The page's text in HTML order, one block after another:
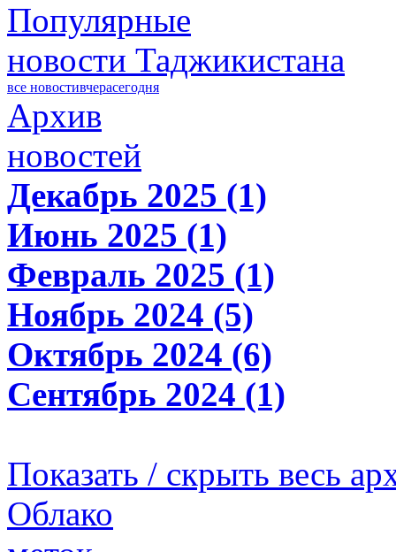
Популярные
новости Таджикистана
все новостивчерасегодня
Архив
новостей
Декабрь 2025 (1)
Июнь 2025 (1)
Февраль 2025 (1)
Ноябрь 2024 (5)
Октябрь 2024 (6)
Сентябрь 2024 (1)
Показать / скрыть весь
Облако